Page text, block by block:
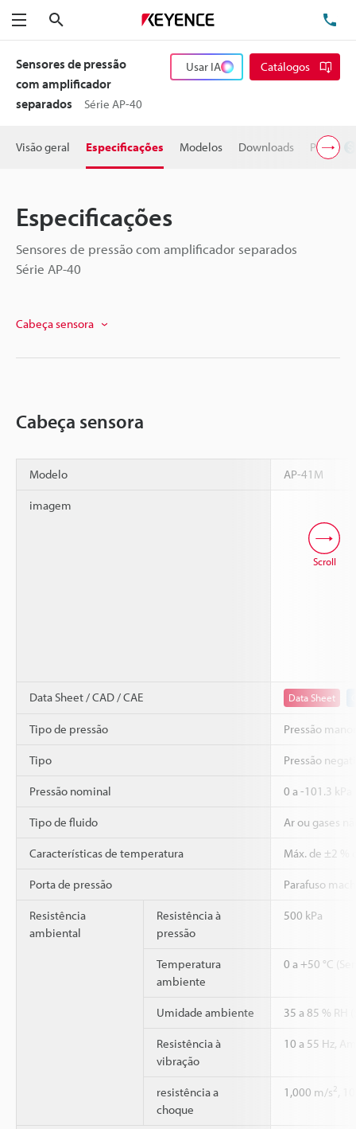
Menu
Sensores de pressão
com amplificador
separados
Série AP-40
Usar IA Catálogos
Visão geral Especificações Modelos Downloads Preço
Especificações
Sensores de pressão com amplificador separados
Série AP-40
Cabeça sensora
Cabeça sensora
Modelo AP-41M
imagem
Data Sheet / CAD / CAE Data Sheet
Tipo de pressão Pressão
Tipo Pressão
Pressão nominal 0 a -101.3 kPa
Tipo de fluido Ar ou gases
Características de temperatura Máx. de ±2 %
Porta de pressão Parafuso
Resistência
ambiental
Resistência à
pressão
500 kPa
Temperatura
ambiente
0 a +50 °C
Umidade ambiente 35 a 85 % RH
Resistência à
vibração
10 a 55 Hz,
resistência a
choque
1,000 m/s2,
Scroll